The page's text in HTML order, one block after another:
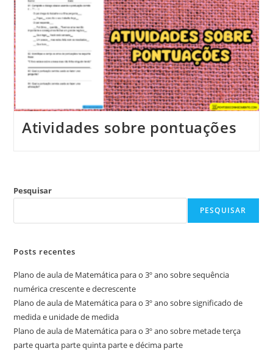
Atividades sobre pontuações
Pesquisar
PESQUISAR
Posts recentes
Plano de aula de Matemática para o 3º ano sobre sequência
numérica crescente e decrescente
Plano de aula de Matemática para o 3º ano sobre significado de
medida e unidade de medida
Plano de aula de Matemática para o 3º ano sobre metade terça
parte quarta parte quinta parte e décima parte